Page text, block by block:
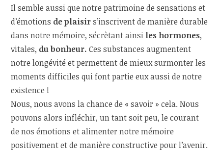
Il semble aussi que notre patrimoine de sensations et
d’émotions de plaisirs’inscrivent de manière durable
dans notre mémoire, sécrètant ainsi les hormones,
vitales, du bonheur. Ces substances augmentent
notre longévité et permettent de mieux surmonter les
moments difficiles qui font partie eux aussi de notre
existence !
Nous, nous avons la chance de « savoir » cela. Nous
pouvons alors infléchir, un tant soit peu, le courant
de nos émotions et alimenter notre mémoire
positivement et de manière constructive pour l’avenir.